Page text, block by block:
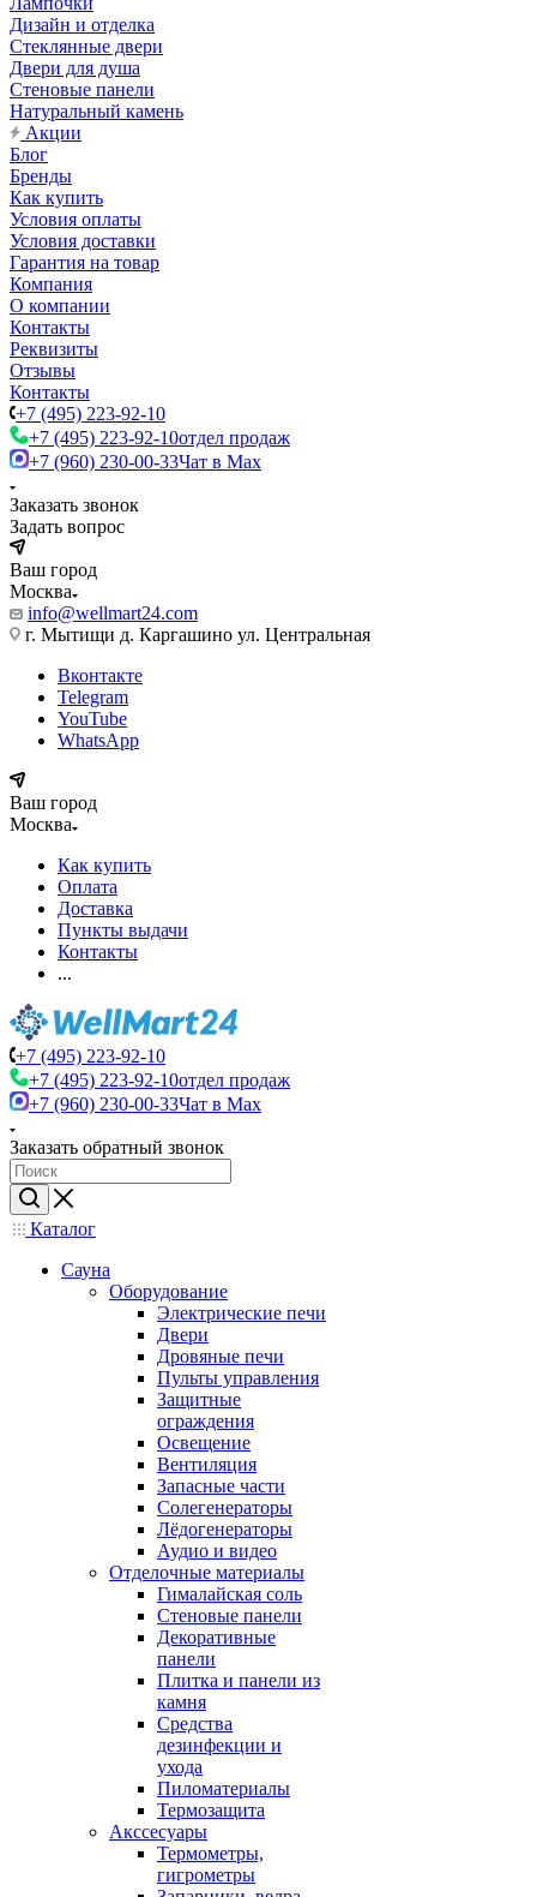
Дизайн и отделка
Стеклянные двери
Двери для душа
Стеновые панели
Натуральный камень
Акции
Блог
Бренды
Как купить
Условия оплаты
Условия доставки
Гарантия на товар
Компания
О компании
Контакты
Реквизиты
Отзывы
Контакты
+7 (495) 223-92-10
+7 (495) 223-92-10отдел продаж
+7 (960) 230-00-33Чат в Max
Заказать звонок
Задать вопрос
Ваш город
Москва
info@wellmart24.com
г. Мытищи д. Каргашино ул. Центральная
Вконтакте
Telegram
YouTube
WhatsApp
Ваш город
Москва
Как купить
Оплата
Доставка
Пункты выдачи
Контакты
...
+7 (495) 223-92-10
+7 (495) 223-92-10отдел продаж
+7 (960) 230-00-33Чат в Max
Заказать обратный звонок
Каталог
Сауна
Оборудование
Электрические печи
Двери
Дровяные печи
Пульты управления
Защитные
ограждения
Освещение
Вентиляция
Запасные части
Солегенераторы
Лёдогенераторы
Аудио и видео
Отделочные материалы
Гималайская соль
Стеновые панели
Декоративные
панели
Плитка и панели из
камня
Средства
дезинфекции и
ухода
Пиломатериалы
Термозащита
Аксcесуары
Термометры,
гигрометры